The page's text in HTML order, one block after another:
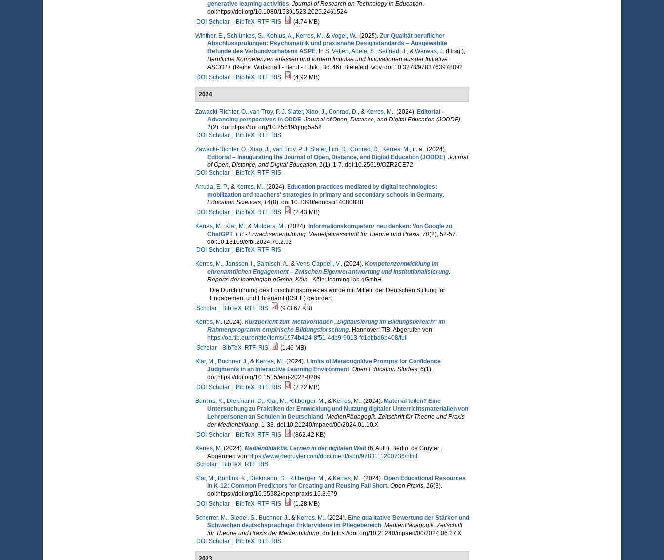
generative learning activities. Journal of Research on Technology in Education.
doi:https://doi.org/10.1080/15391523.2025.2461524
DOI Scholar | BibTeX RTF RIS
(4.74 MB)
Winther, E., Schlünkes, S., Kohlus, A., Kerres, M., & Vogel, W.. (2025). Zur Qualität beruflicher
Abschlussprüfungen: Psychometrik und praxisnahe Designstandards – Ausgewählte
Befunde des Verbundvorhabens ASPE. In S. Velten,Abele, S., Seifried, J., & Warwas, J.(Hrsg.),
Berufliche Kompetenzen erfassen und fördern Impulse und Innovationen aus der Initiative
ASCOT+(Reihe: Wirtschaft - Beruf - Ethik., Bd. 46). Bielefeld: wbv. doi:10.3278/9783763978892
DOI Scholar | BibTeX RTF RIS (4.92 MB)
2024
Zawacki-Richter, O., van Troy, P. J. Slater, Xiao, J., Conrad, D., & Kerres, M.. (2024). Editorial –
Advancing perspectives in ODDE. Journal of Open, Distance, and Digital Education (JODDE),
1(2). doi:https://doi.org/10.25619/qtgg5a52
DOI Scholar | BibTeX RTF RIS
Zawacki-Richter, O., Xiao, J., van Troy, P. J. Slater, Lim, D., Conrad, D., Kerres, M., u. a.. (2024).
Editorial – Inaugurating the Journal of Open, Distance, and Digital Education (JODDE). Journal
of Open, Distance, and Digital Education, 1(1), 1-7. doi:10.25619/OZR2CE72
DOI Scholar | BibTeX RTF RIS
Arruda, E. P., & Kerres, M.. (2024). Education practices mediated by digital technologies:
mobilization and teachers' strategies in primary and secondary schools in Germany.
Education Sciences, 14(8). doi:10.3390/educsci14080838
DOI Scholar | BibTeX RTF RIS
(2.43 MB)
Kerres, M., Klar, M., & Mulders, M.. (2024). Informationskompetenz neu denken: Von Google zu
ChatGPT. EB - Erwachsenenbildung. Vierteljahresschrift für Theorie und Praxis, 70(2), 52-57.
doi:10.13109/erbi.2024.70.2.52
DOI Scholar | BibTeX RTF RIS
Kerres, M., Janssen, I., Sämisch, A., & Vens-Cappell, V.. (2024). Kompetenzentwicklung im
ehrenamtlichen Engagement – Zwischen Eigenverantwortung und Institutionalisierung.
Reports der learninglab gGmbh, Köln . Köln: learning lab gGmbH.
Die Durchführung des Forschungsprojektes wurde mit Mitteln der Deutschen Stiftung für
Engagement und Ehrenamt (DSEE) gefördert.
Scholar |
BibTeX RTF RIS
(973.67 KB)
Kerres, M . (2024). Kurzbericht zum Metavorhaben „Digitalisierung im Bildungsbereich“ im
Rahmenprogramm empirische Bildungsforschung. Hannover: TIB. Abgerufen von
https://oa.tib.eu/renate/items/1974b424-8f51-4db9-9013-fc1ebbd6b408/full
Scholar |
BibTeX RTF RIS
(1.46 MB)
Klar, M., Buchner, J., & Kerres, M.. (2024). Limits of Metacognitive Prompts for Confidence
Judgments in an Interactive Learning Environment. Open Education Studies, 6(1).
doi:https://doi.org/10.1515/edu-2022-0209
DOI Scholar | BibTeX RTF RIS
(2.22 MB)
Buntins, K., Diekmann, D., Klar, M., Rittberger, M., & Kerres, M.. (2024). Material teilen? Eine
Untersuchung zu Praktiken der Entwicklung und Nutzung digitaler Unterrichtsmaterialien von
Lehrpersonen an Schulen in Deutschland . MedienPädagogik. Zeitschrift für Theorie und Praxis
der Medienbildung, 1-33. doi:10.21240/mpaed/00/2024.01.10.X
DOI Scholar | BibTeX RTF RIS
(862.42 KB)
Kerres, M . (2024). Mediendidaktik. Lernen in der digitalen Welt(6. Aufl.). Berlin: de Gruyter .
Abgerufen von https://www.degruyter.com/document/isbn/9783111200736/html
Scholar |
BibTeX RTF RIS
Klar, M., Buntins, K., Diekmann, D., Rittberger, M., & Kerres, M.. (2024). Open Educational Resources
in K-12: Common Predictors for Creating and Reusing Fall Short. Open Praxis, 16(3).
doi:https://doi.org/10.55982/openpraxis.16.3.679
DOI Scholar | BibTeX RTF RIS
(1.28 MB)
Scherrer, M., Siegel, S., Buchner, J., & Kerres, M.. (2024). Eine qualitative Bewertung der Stärken und
Schwächen deutschsprachiger Erklärvideos im Pflegebereich. MedienPädagogik. Zeitschrift
für Theorie und Praxis der Medienbildung. doi:https://doi.org/10.21240/mpaed/00/2024.06.27.X
DOI Scholar | BibTeX RTF RIS
2023